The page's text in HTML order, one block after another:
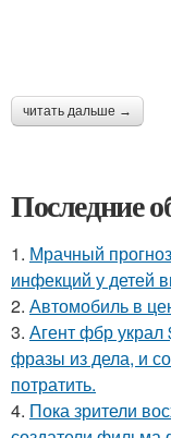
читать дальше →
Последние
1. Мрачный
инфекций у детей
2. Автомобиль в
3. Агент фбр украл
фразы из дела, и
потратить.
4. Пока зрители